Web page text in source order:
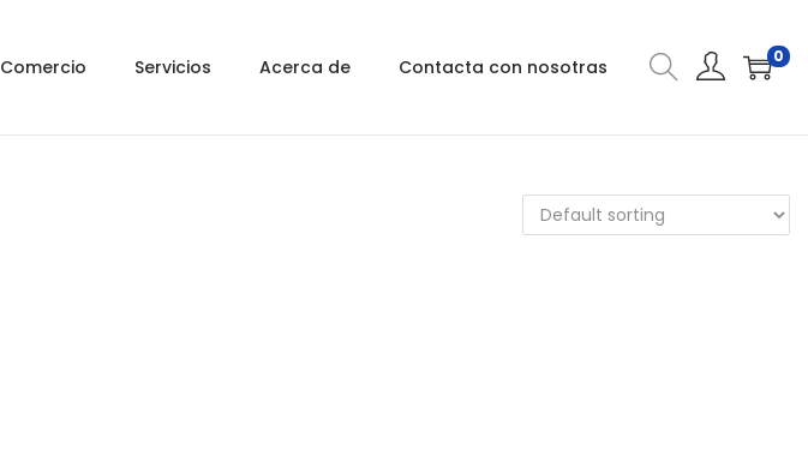
Comercio Servicios Acerca de Contacta con nosotras 0